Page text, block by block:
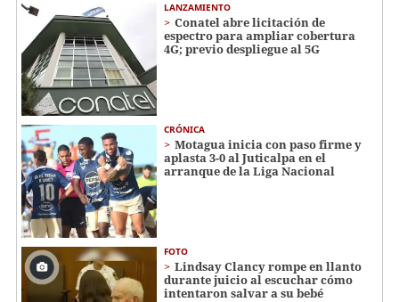
LANZAMIENTO
Conatel abre licitación de
espectro para ampliar cobertura
4G; previo despliegue al 5G
CRÓNICA
Motagua inicia con paso firme y
aplasta 3-0 al Juticalpa en el
arranque de la Liga Nacional
FOTO
Lindsay Clancy rompe en llanto
durante juicio al escuchar cómo
intentaron salvar a su bebé